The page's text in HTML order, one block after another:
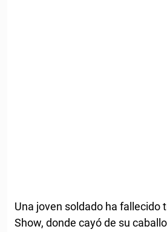
Una joven soldado ha fallecido
Show, donde cayó de su